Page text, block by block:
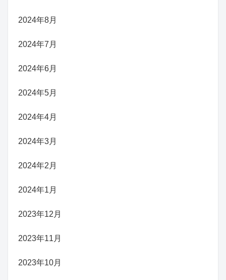
2024年8月
2024年7月
2024年6月
2024年5月
2024年4月
2024年3月
2024年2月
2024年1月
2023年12月
2023年11月
2023年10月